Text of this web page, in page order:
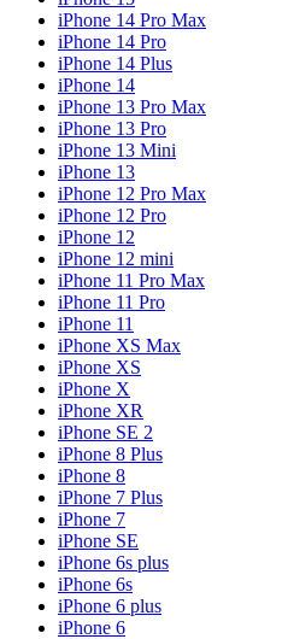
iPhone 14 Pro Max
iPhone 14 Pro
iPhone 14 Plus
iPhone 14
iPhone 13 Pro Max
iPhone 13 Pro
iPhone 13 Mini
iPhone 13
iPhone 12 Pro Max
iPhone 12 Pro
iPhone 12
iPhone 12 mini
iPhone 11 Pro Max
iPhone 11 Pro
iPhone 11
iPhone XS Max
iPhone XS
iPhone X
iPhone XR
iPhone SE 2
iPhone 8 Plus
iPhone 8
iPhone 7 Plus
iPhone 7
iPhone SE
iPhone 6s plus
iPhone 6s
iPhone 6 plus
iPhone 6